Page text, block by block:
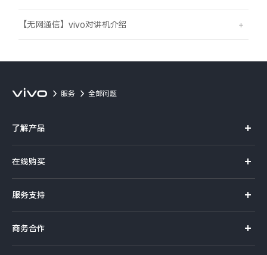
【无网通信】vivo对讲机介绍
服务 全部问题
了解产品
S系列
Y系列
iQOO手机
在线购买
选购手机
选购配件
服务支持
服务网点
商务合作